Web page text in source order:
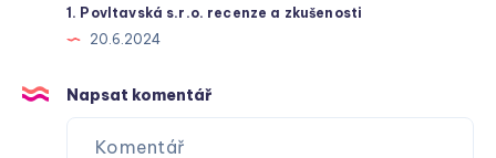
1. Povltavská s.r.o. recenze a zkušenosti
20.6.2024
Napsat komentář